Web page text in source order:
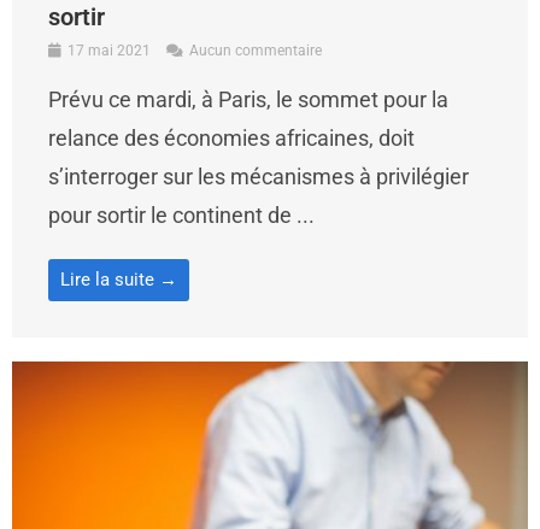
sortir
17 mai 2021 Aucun commentaire
Prévu ce mardi, à Paris, le sommet pour la
relance des économies africaines, doit
s’interroger sur les mécanismes à privilégier
pour sortir le continent de ...
Lire la suite →